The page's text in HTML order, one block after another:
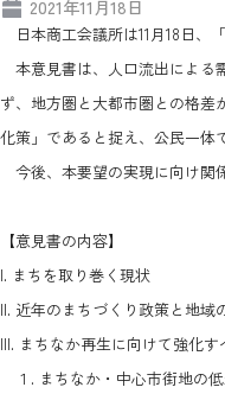
2021年11月18日
日本商工会議所は11月18日、
本意見書は、人口流出による
ず、地方圏と大都市圏との格
化策」であると捉え、公民一体
今後、本要望の実現に向け関
【意見書の内容】
I. まちを取り巻く現状
II. 近年のまちづくり政策と地域
III. まちなか再生に向けて強化
１. まちなか・中心市街地の